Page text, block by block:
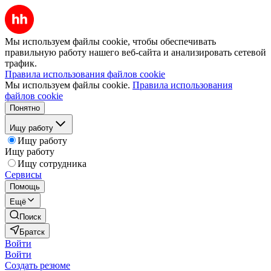
Мы используем файлы cookie, чтобы обеспечивать
правильную работу нашего веб-сайта и анализировать сетевой
трафик.
Правила использования файлов cookie
Мы используем файлы cookie. Правила использования
файлов cookie
Понятно
Ищу работу
Ищу работу
Ищу работу
Ищу сотрудника
Сервисы
Помощь
Ещё
Поиск
Братск
Войти
Войти
Создать резюме